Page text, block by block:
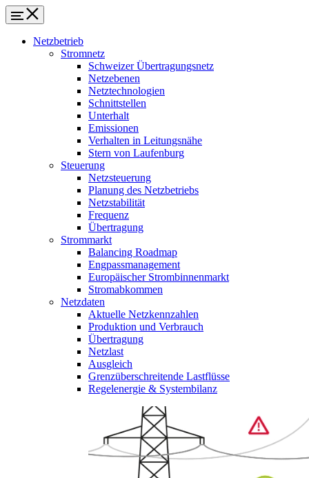
Netzbetrieb
Stromnetz
Schweizer Übertragungsnetz
Netzebenen
Netztechnologien
Schnittstellen
Unterhalt
Emissionen
Verhalten in Leitungsnähe
Stern von Laufenburg
Steuerung
Netzsteuerung
Planung des Netzbetriebs
Netzstabilität
Frequenz
Übertragung
Strommarkt
Balancing Roadmap
Engpassmanagement
Europäischer Strombinnenmarkt
Stromabkommen
Netzdaten
Aktuelle Netzkennzahlen
Produktion und Verbrauch
Übertragung
Netzlast
Ausgleich
Grenzüberschreitende Lastflüsse
Regelenergie & Systembilanz